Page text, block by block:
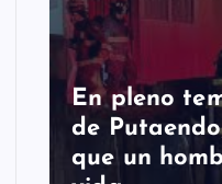
En pleno
de
que un